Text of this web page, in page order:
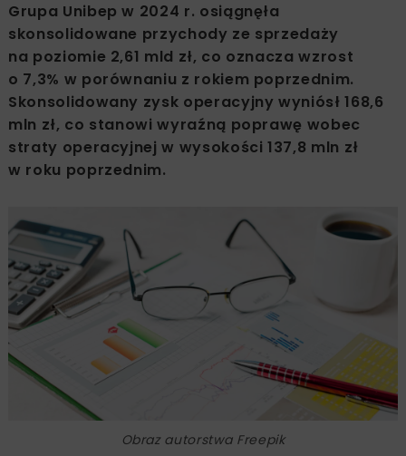
Grupa Unibep w 2024 r. osiągnęła
skonsolidowane przychody ze sprzedaży
na poziomie 2,61 mld zł, co oznacza wzrost
o 7,3% w porównaniu z rokiem poprzednim.
Skonsolidowany zysk operacyjny wyniósł 168,6
mln zł, co stanowi wyraźną poprawę wobec
straty operacyjnej w wysokości 137,8 mln zł
w roku poprzednim.
Obraz autorstwa Freepik